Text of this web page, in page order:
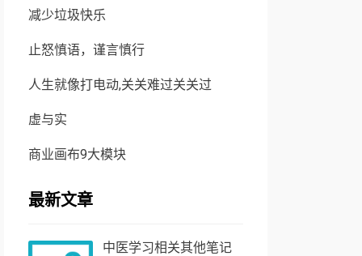
减少垃圾快乐
止怒慎语，谨言慎行
人生就像打电动,关关难过关关过
虚与实
商业画布9大模块
最新文章
中医学习相关其他笔记